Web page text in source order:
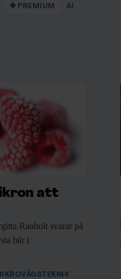
PREMIUM AI
att
Raaholt svarar på
bär i